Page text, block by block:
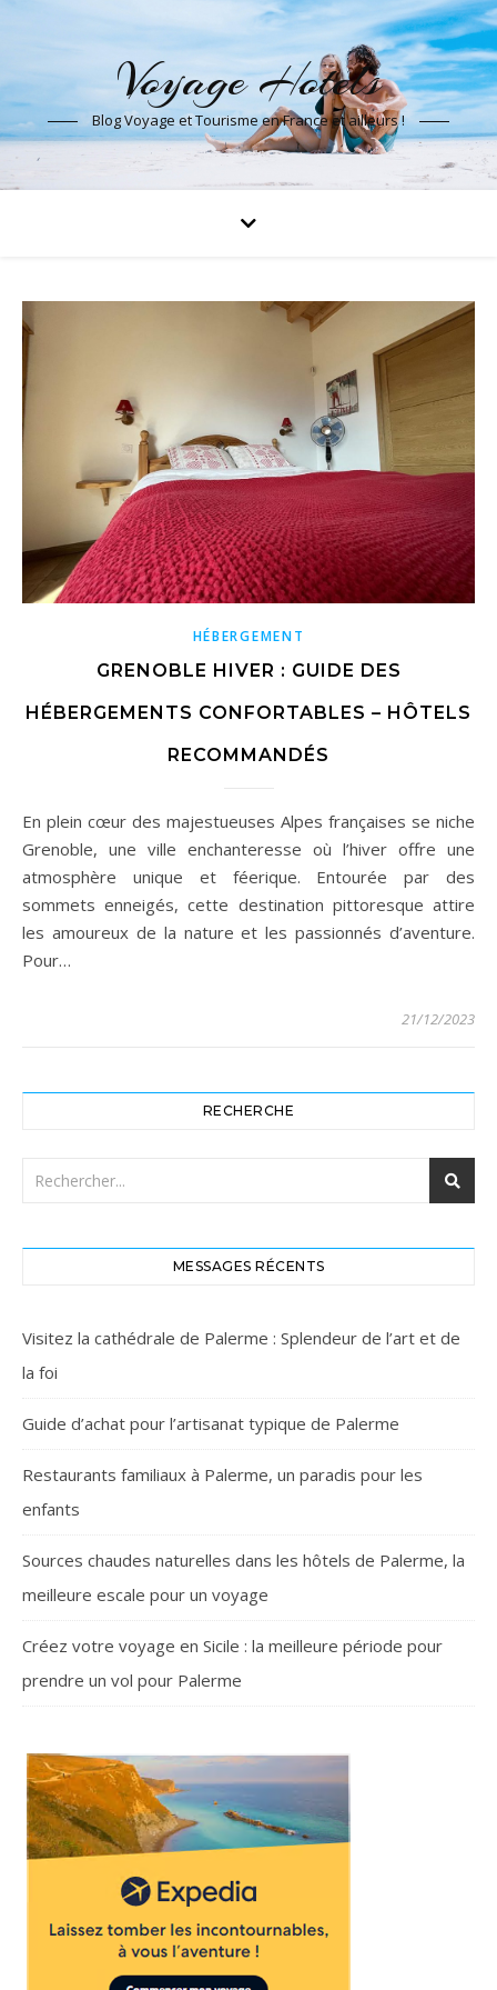
Voyage Hotels
Blog Voyage et Tourisme en France et ailleurs !
HÉBERGEMENT
GRENOBLE HIVER : GUIDE DES
HÉBERGEMENTS CONFORTABLES – HÔTELS
RECOMMANDÉS
En plein cœur des majestueuses Alpes françaises se niche
Grenoble, une ville enchanteresse où l’hiver offre une
atmosphère unique et féerique. Entourée par des
sommets enneigés, cette destination pittoresque attire
les amoureux de la nature et les passionnés d’aventure.
Pour…
21/12/2023
RECHERCHE
MESSAGES RÉCENTS
Visitez la cathédrale de Palerme : Splendeur de l’art et de
la foi
Guide d’achat pour l’artisanat typique de Palerme
Restaurants familiaux à Palerme, un paradis pour les
enfants
Sources chaudes naturelles dans les hôtels de Palerme, la
meilleure escale pour un voyage
Créez votre voyage en Sicile : la meilleure période pour
prendre un vol pour Palerme